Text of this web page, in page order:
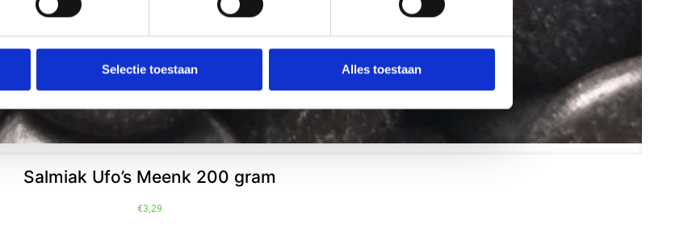
Selectie toestaan Alles toestaan
Salmiak Ufo’s Meenk 200 gram
€3,29